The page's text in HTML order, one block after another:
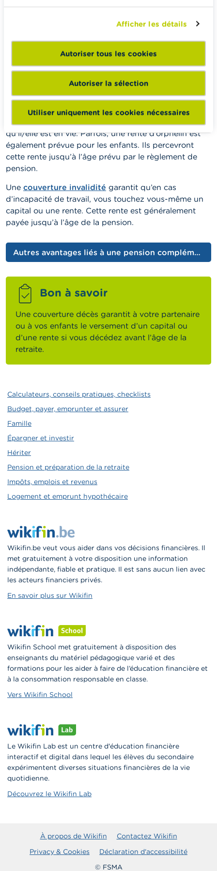
Afficher les détails
Autoriser tous les cookies
Autoriser la sélection
Utiliser uniquement les cookies nécessaires
généralement associée à une
couverture-décès et/ou invalidité.
Unecouverture-décèsgarantit que votre partenaire,
vos enfants ou d’autres bénéficiaires perçoivent un
capital ou une rente mensuelle ou annuelle si vous
décédez prématurément. Si la couverture-décès
prévoit le paiement d'une rente mensuelle ou
annuelle, le partenaire en bénéficie généralement tant
qu'il/elle est en vie. Parfois, une rente d’orphelin est
également prévue pour les enfants. Ils percevront
cette rente jusqu’à l’âge prévu par le règlement de
pension.
Une couverture invalidité garantit qu’en cas
d’incapacité de travail, vous touchez vous-même un
capital ou une rente. Cette rente est généralement
payée jusqu’à l’âge de la pension.
Autres avantages liés à une pension complémentaire
Bon à savoir
Une couverture décès garantit à votre partenaire
ou à vos enfants le versement d’un capital ou
d’une rente si vous décédez avant l’âge de la
retraite.
Calculateurs, conseils pratiques, checklists
Budget, payer, emprunter et assurer
Famille
Épargner et investir
Hériter
Pension et préparation de la retraite
Impôts, emplois et revenus
Logement et emprunt hypothécaire
Wikifin.be veut vous aider dans vos décisions financières. Il
met gratuitement à votre disposition une information
indépendante, fiable et pratique. Il est sans aucun lien avec
les acteurs financiers privés.
En savoir plus sur Wikifin
Wikifin School met gratuitement à disposition des
enseignants du matériel pédagogique varié et des
formations pour les aider à faire de l’éducation financière et
à la consommation responsable en classe.
Vers Wikifin School
Le Wikifin Lab est un centre d'éducation financière
interactif et digital dans lequel les élèves du secondaire
expérimentent diverses situations financières de la vie
quotidienne.
Découvrez le Wikifin Lab
À propos de Wikifin
Contactez Wikifin
Privacy & Cookies
Déclaration d'accessibilité
© FSMA